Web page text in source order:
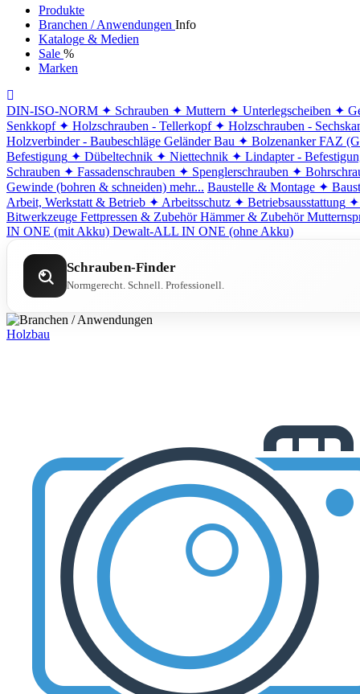
Produkte
Branchen / Anwendungen Info
Kataloge & Medien
Sale %
Marken
DIN-ISO-NORM ✦ Schrauben ✦ Muttern ✦ Unterlegscheiben ✦
Senkkopf ✦ Holzschrauben - Tellerkopf ✦ Holzschrauben -
Holzverbinder - Baubeschläge Geländer Bau ✦ Bolzenanker FAZ
Befestigung ✦ Dübeltechnik ✦ Niettechnik ✦ Lindapter -
Schrauben ✦ Fassadenschrauben ✦ Spenglerschrauben ✦
Gewinde (bohren & schneiden) mehr... Baustelle & Montage ✦
Arbeit, Werkstatt & Betrieb ✦ Arbeitsschutz ✦ Betriebsausstattung ✦
Bitwerkzeuge Fettpressen & Zubehör Hämmer & Zubehör
IN ONE (mit Akku) Dewalt-ALL IN ONE (ohne Akku)
Schrauben-Finder
Normgerecht. Schnell. Professionell.
Holzbau